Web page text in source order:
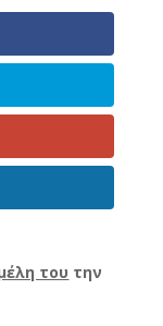
του την